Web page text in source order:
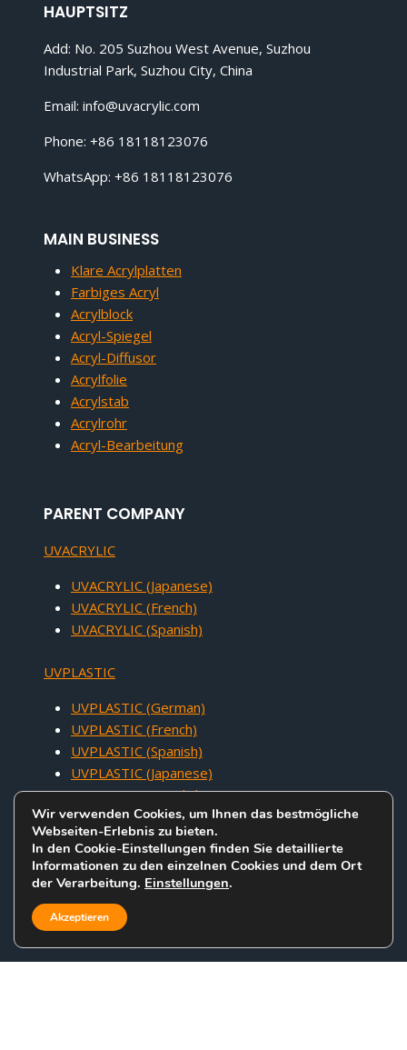
HAUPTSITZ
Add: No. 205 Suzhou West Avenue, Suzhou
Industrial Park, Suzhou City, China
Email: info@uvacrylic.com
Phone: +86 18118123076
WhatsApp: +86 18118123076
MAIN BUSINESS
Klare Acrylplatten
Farbiges Acryl
Acrylblock
Acryl-Spiegel
Acryl-Diffusor
Acrylfolie
Acrylstab
Acrylrohr
Acryl-Bearbeitung
PARENT COMPANY
UVACRYLIC
UVACRYLIC (Japanese)
UVACRYLIC (French)
UVACRYLIC (Spanish)
UVPLASTIC
UVPLASTIC (German)
UVPLASTIC (French)
UVPLASTIC (Spanish)
UVPLASTIC (Japanese)
UVPLASTIC (Swedish)
RIGHTS RESERVED.
Wir verwenden Cookies, um Ihnen das bestmögliche
Webseiten-Erlebnis zu bieten.
In den Cookie-Einstellungen finden Sie detaillierte
Informationen zu den einzelnen Cookies und dem Ort
der Verarbeitung. Einstellungen.
Akzeptieren